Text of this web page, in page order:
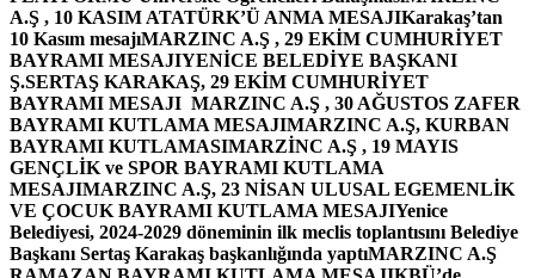
A.Ş , 10 KASIM ATATÜRK’Ü ANMA MESAJIKarakaş’tan
10 Kasım mesajıMARZINC A.Ş , 29 EKİM CUMHURİYET
BAYRAMI MESAJIYENİCE BELEDİYE BAŞKANI
Ş.SERTAŞ KARAKAŞ, 29 EKİM CUMHURİYET
BAYRAMI MESAJI MARZINC A.Ş , 30 AĞUSTOS ZAFER
BAYRAMI KUTLAMA MESAJIMARZINC A.Ş, KURBAN
BAYRAMI KUTLAMASIMARZİNC A.Ş , 19 MAYIS
GENÇLİK ve SPOR BAYRAMI KUTLAMA
MESAJIMARZINC A.Ş, 23 NİSAN ULUSAL EGEMENLİK
VE ÇOCUK BAYRAMI KUTLAMA MESAJIYenice
Belediyesi, 2024-2029 döneminin ilk meclis toplantısını Belediye
Başkanı Sertaş Karakaş başkanlığında yaptıMARZINC A.Ş